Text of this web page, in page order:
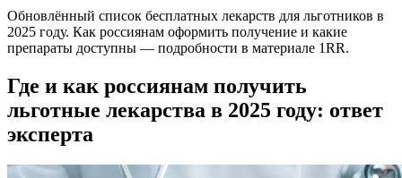
Обновлённый список бесплатных лекарств для льготников в
2025 году. Как россиянам оформить получение и какие
препараты доступны — подробности в материале 1RR.
Где и как россиянам получить
льготные лекарства в 2025 году: ответ
эксперта